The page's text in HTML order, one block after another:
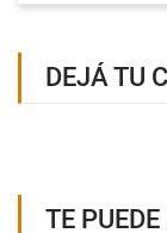
DEJÁ TU
TE